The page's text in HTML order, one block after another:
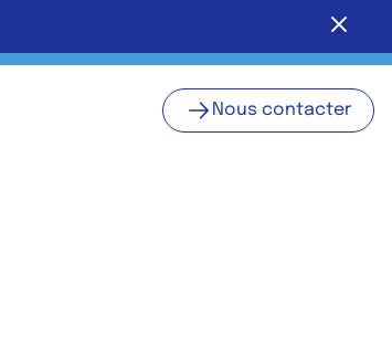
Fermer
Nous contacter